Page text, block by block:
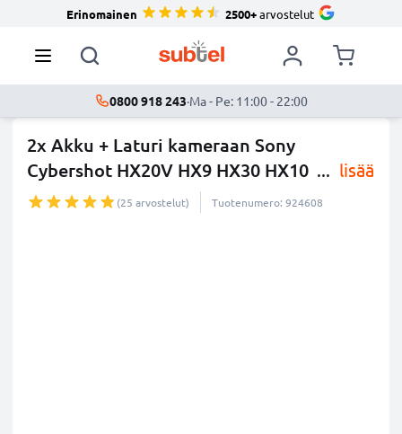
Erinomainen 2500+arvostelut
0800 918 243·Ma - Pe: 11:00 - 22:00
2x Akku + Laturi kameraan Sony
Cybershot HX20V HX9 HX30 HX10 ... lisää
(25 arvostelut) Tuotenumero: 924608